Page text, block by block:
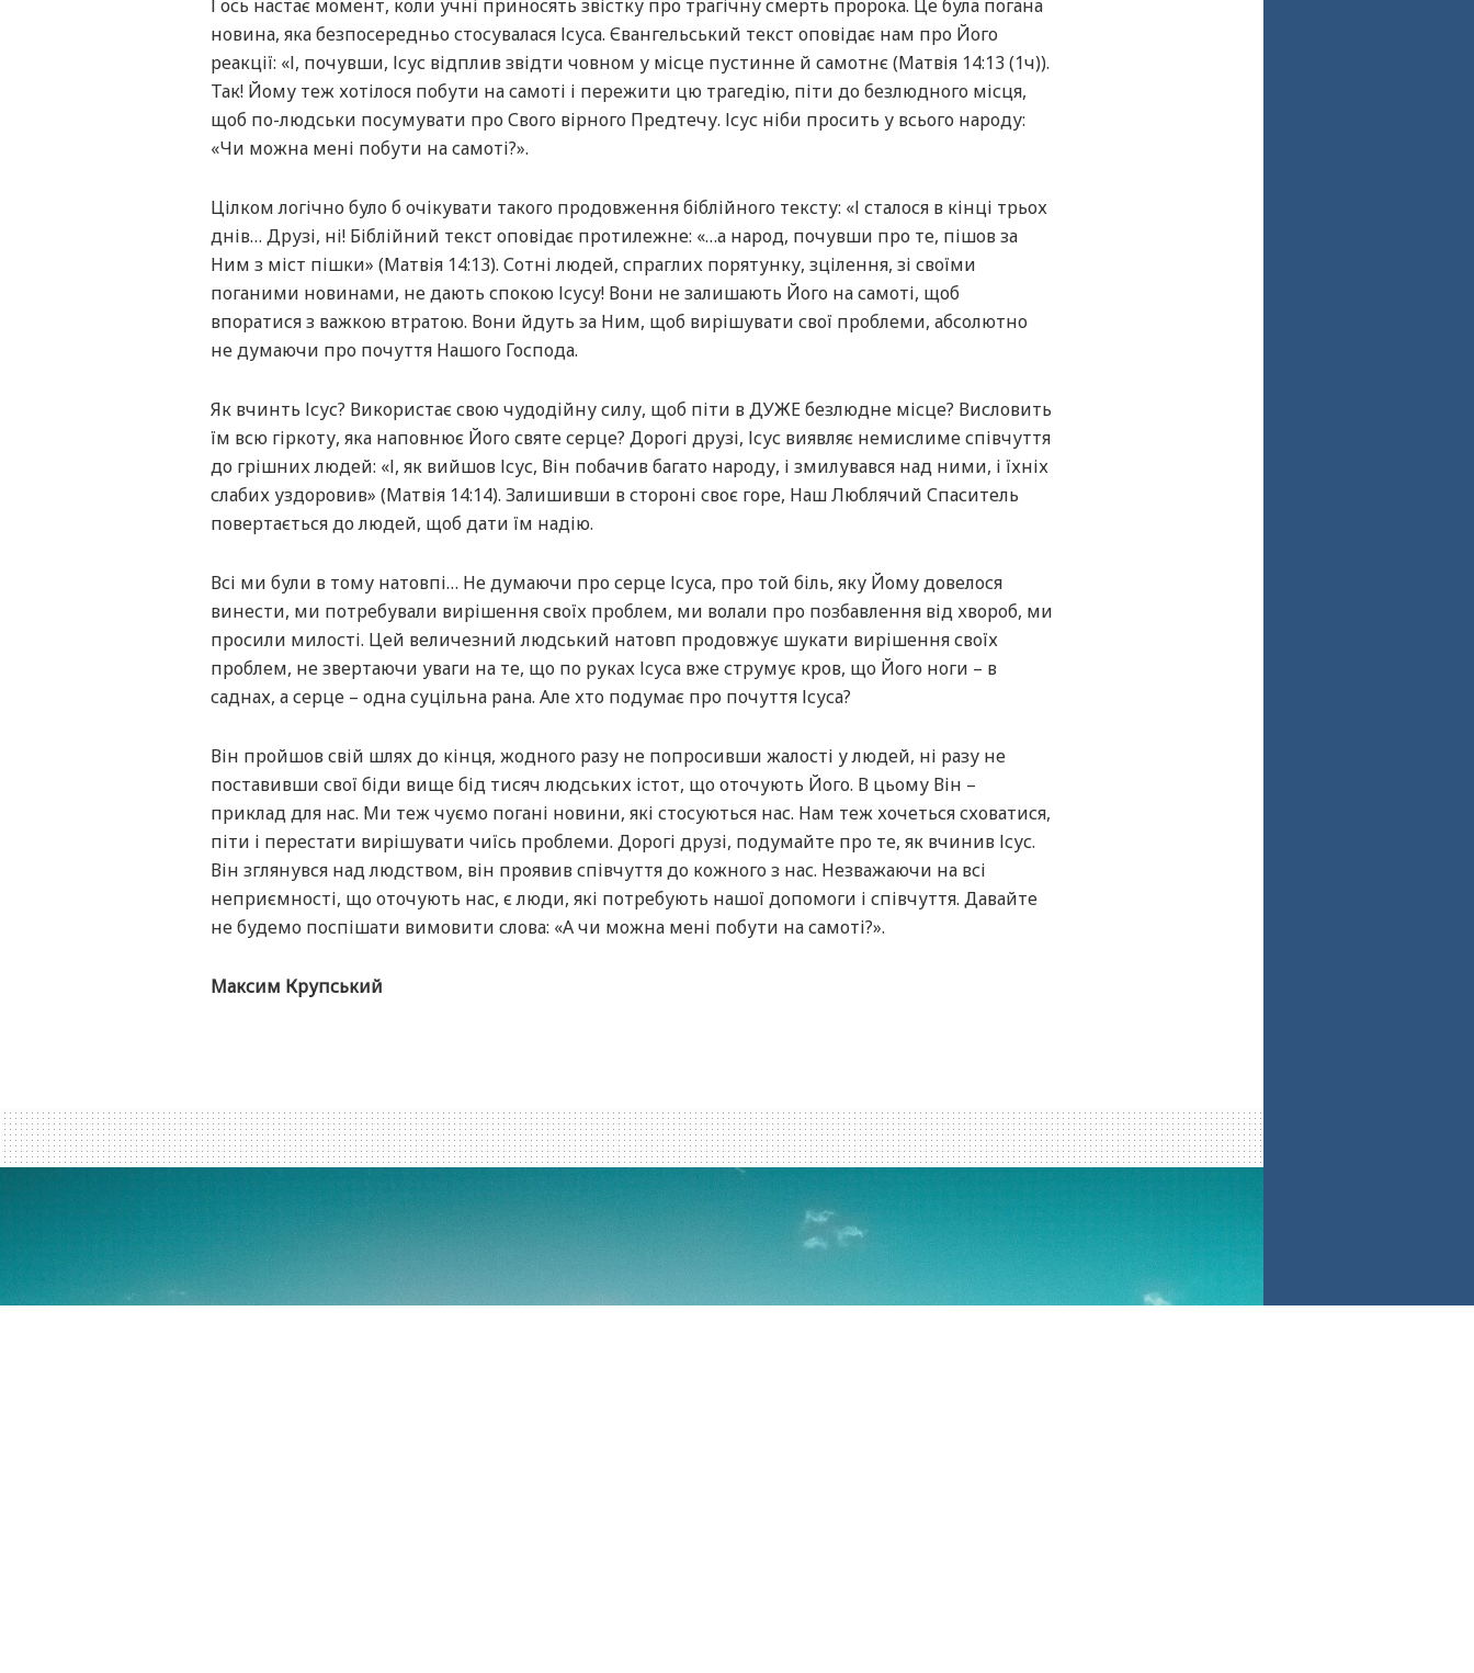
І ось настає момент, коли учні приносять звістку про трагічну смерть пророка. Це була погана
новина, яка безпосередньо стосувалася Ісуса. Євангельський текст оповідає нам про Його
реакції: «І, почувши, Ісус відплив звідти човном у місце пустинне й самотнє (Матвія 14:13 (1ч)).
Так! Йому теж хотілося побути на самоті і пережити цю трагедію, піти до безлюдного місця,
щоб по-людськи посумувати про Свого вірного Предтечу. Ісус ніби просить у всього народу:
«Чи можна мені побути на самоті?».
Цілком логічно було б очікувати такого продовження біблійного тексту: «І сталося в кінці трьох
днів… Друзі, ні! Біблійний текст оповідає протилежне: «…а народ, почувши про те, пішов за
Ним з міст пішки» (Матвія 14:13). Сотні людей, спраглих порятунку, зцілення, зі своїми
поганими новинами, не дають спокою Ісусу! Вони не залишають Його на самоті, щоб
впоратися з важкою втратою. Вони йдуть за Ним, щоб вирішувати свої проблеми, абсолютно
не думаючи про почуття Нашого Господа.
Як вчинть Ісус? Використає свою чудодійну силу, щоб піти в ДУЖЕ безлюдне місце? Висловить
їм всю гіркоту, яка наповнює Його святе серце? Дорогі друзі, Ісус виявляє немислиме співчуття
до грішних людей: «І, як вийшов Ісус, Він побачив багато народу, і змилувався над ними, і їхніх
слабих уздоровив» (Матвія 14:14). Залишивши в стороні своє горе, Наш Люблячий Спаситель
повертається до людей, щоб дати їм надію.
Всі ми були в тому натовпі… Не думаючи про серце Ісуса, про той біль, яку Йому довелося
винести, ми потребували вирішення своїх проблем, ми волали про позбавлення від хвороб, ми
просили милості. Цей величезний людський натовп продовжує шукати вирішення своїх
проблем, не звертаючи уваги на те, що по руках Ісуса вже струмує кров, що Його ноги – в
саднах, а серце – одна суцільна рана. Але хто подумає про почуття Ісуса?
Він пройшов свій шлях до кінця, жодного разу не попросивши жалості у людей, ні разу не
поставивши свої біди вище бід тисяч людських істот, що оточують Його. В цьому Він –
приклад для нас. Ми теж чуємо погані новини, які стосуються нас. Нам теж хочеться сховатися,
піти і перестати вирішувати чиїсь проблеми. Дорогі друзі, подумайте про те, як вчинив Ісус.
Він зглянувся над людством, він проявив співчуття до кожного з нас. Незважаючи на всі
неприємності, що оточують нас, є люди, які потребують нашої допомоги і співчуття. Давайте
не будемо поспішати вимовити слова: «А чи можна мені побути на самоті?».
Максим Крупський